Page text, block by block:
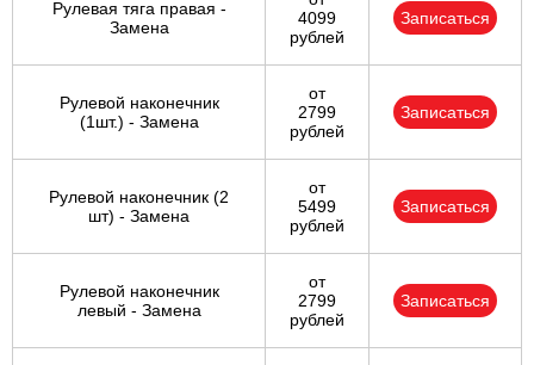
Рулевая тяга правая -
Замена
4099
рублей
Записаться
Рулевой наконечник
(1шт.) - Замена
от
2799
рублей
Записаться
Рулевой наконечник (2
шт) - Замена
от
5499
рублей
Записаться
Рулевой наконечник
левый - Замена
от
2799
рублей
Записаться